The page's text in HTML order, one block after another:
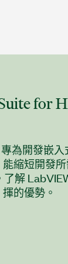
for
為開發嵌入
縮短開發
了解
揮的優勢。